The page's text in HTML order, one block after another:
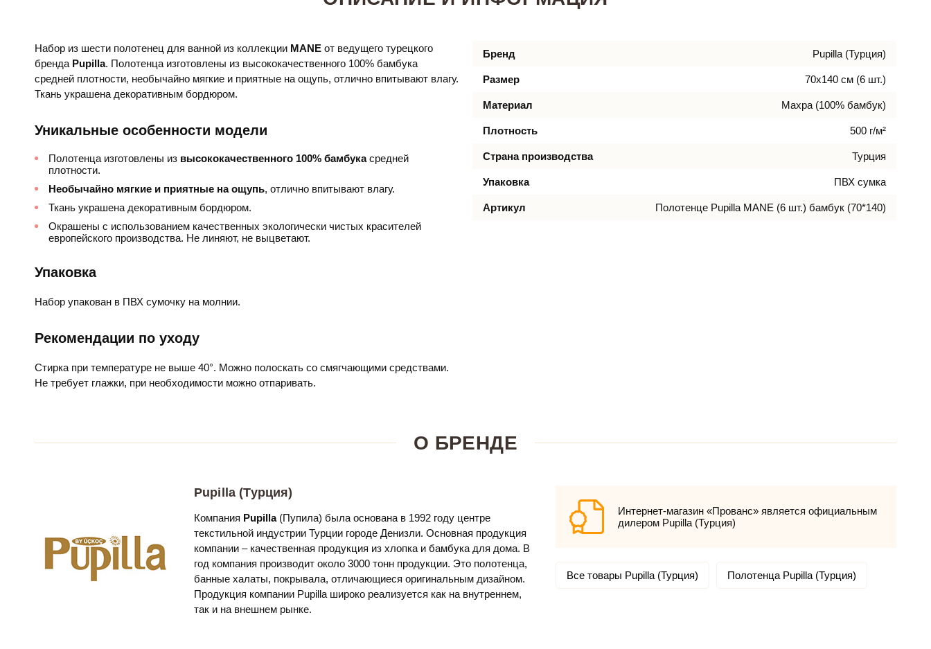
Набор из шести полотенец для ванной из коллекции MANE от ведущего турецкого
бренда Pupilla. Полотенца изготовлены из высококачественного 100% бамбука
средней плотности, необычайно мягкие и приятные на ощупь, отлично впитывают влагу.
Ткань украшена декоративным бордюром.
Уникальные особенности модели
Полотенца изготовлены из высококачественного 100% бамбукасредней
плотности.
Необычайно мягкие и приятные на ощупь, отлично впитывают влагу.
Ткань украшена декоративным бордюром.
Окрашены с использованием качественных экологически чистых красителей
европейского производства. Не линяют, не выцветают.
Упаковка
Набор упакован в ПВХ сумочку на молнии.
Рекомендации по уходу
Стирка при температуре не выше 40°. Можно полоскать со смягчающими средствами.
Не требует глажки, при необходимости можно отпаривать.
Бренд Pupilla (Турция)
Размер 70х140 см (6 шт.)
Материал Махра (100% бамбук)
Плотность 500 г/м²
Страна производства Турция
Упаковка ПВХ сумка
Артикул Полотенце Pupilla MANE (6 шт.) бамбук (70*140)
О БРЕНДЕ
Pupilla (Турция)
Компания Pupilla(Пупила) была основана в 1992 году центре
текстильной индустрии Турции городе Денизли. Основная продукция
компании – качественная продукция из хлопка и бамбука для дома. В
год компания производит около 3000 тонн продукции. Это полотенца,
банные халаты, покрывала, отличающиеся оригинальным дизайном.
Продукция компании Pupilla широко реализуется как на внутреннем,
так и на внешнем рынке.
Интернет-магазин «Прованс» является официальным
дилером Pupilla (Турция)
Все товары Pupilla (Турция) Полотенца Pupilla (Турция)